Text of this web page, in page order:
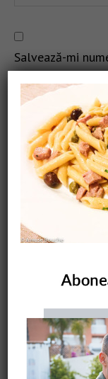
Salvează-mi
CAUTARE
COMANDĂ